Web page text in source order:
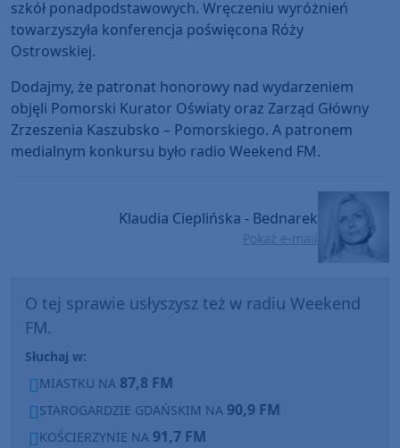
szkół ponadpodstawowych. Wręczeniu wyróżnień
towarzyszyła konferencja poświęcona Róży
Ostrowskiej.
Dodajmy, że patronat honorowy nad wydarzeniem
objęli Pomorski Kurator Oświaty oraz Zarząd Główny
Zrzeszenia Kaszubsko – Pomorskiego. A patronem
medialnym konkursu było radio Weekend FM.
Klaudia Cieplińska - Bednarek
Pokaż e-mail
O tej sprawie usłyszysz też w radiu Weekend
FM.
Słuchaj w:
MIASTKU NA 87,8 FM
STAROGARDZIE GDAŃSKIM NA 90,9 FM
KOŚCIERZYNIE NA 91,7 FM